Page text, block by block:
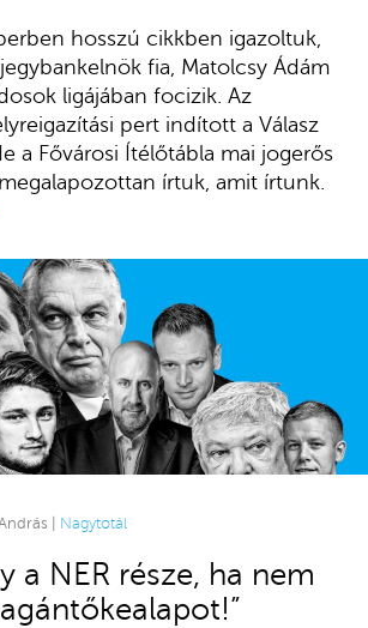
hosszú cikkben igazoltuk,
fia, Matolcsy Ádám
ligájában focizik. Az
pert indított a Válasz
a Fővárosi Ítélőtábla mai jogerős
írtuk, amit írtunk.
| Nagytotál
a NER része, ha nem